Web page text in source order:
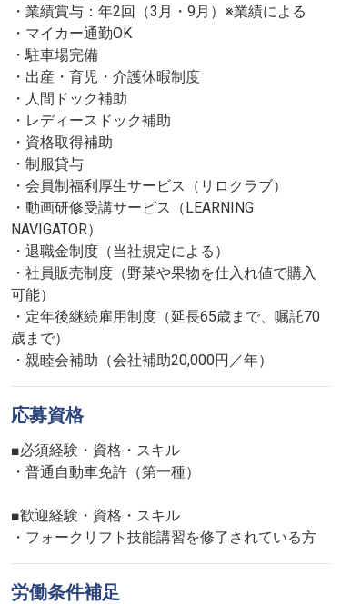
・業績賞与：年2回（3月・9月）※業績による
・マイカー通勤OK
・駐車場完備
・出産・育児・介護休暇制度
・人間ドック補助
・レディースドック補助
・資格取得補助
・制服貸与
・会員制福利厚生サービス（リロクラブ）
・動画研修受講サービス（LEARNING
NAVIGATOR）
・退職金制度（当社規定による）
・社員販売制度（野菜や果物を仕入れ値で購入
可能）
・定年後継続雇用制度（延長65歳まで、嘱託70
歳まで）
・親睦会補助（会社補助20,000円／年）
応募資格
■必須経験・資格・スキル
・普通自動車免許（第一種）
■歓迎経験・資格・スキル
・フォークリフト技能講習を修了されている方
労働条件補足